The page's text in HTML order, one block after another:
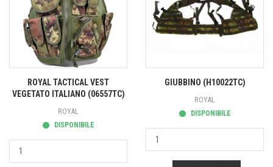
ROYAL TACTICAL VEST
VEGETATO ITALIANO (06557TC)
ROYAL
DISPONIBILE
GIUBBINO (H10022TC)
ROYAL
DISPONIBILE